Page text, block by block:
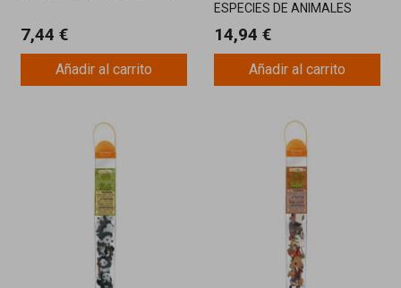
7,44 €
Añadir al carrito
ESPECIES DE ANIMALES
14,94 €
Añadir al carrito